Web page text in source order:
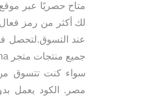
متاح حصريًا عبر
لك أكثر من رمز
جميع منتجات متجر Mitcha.
سواء كنت تتسوق من
مصر. الكود يعمل